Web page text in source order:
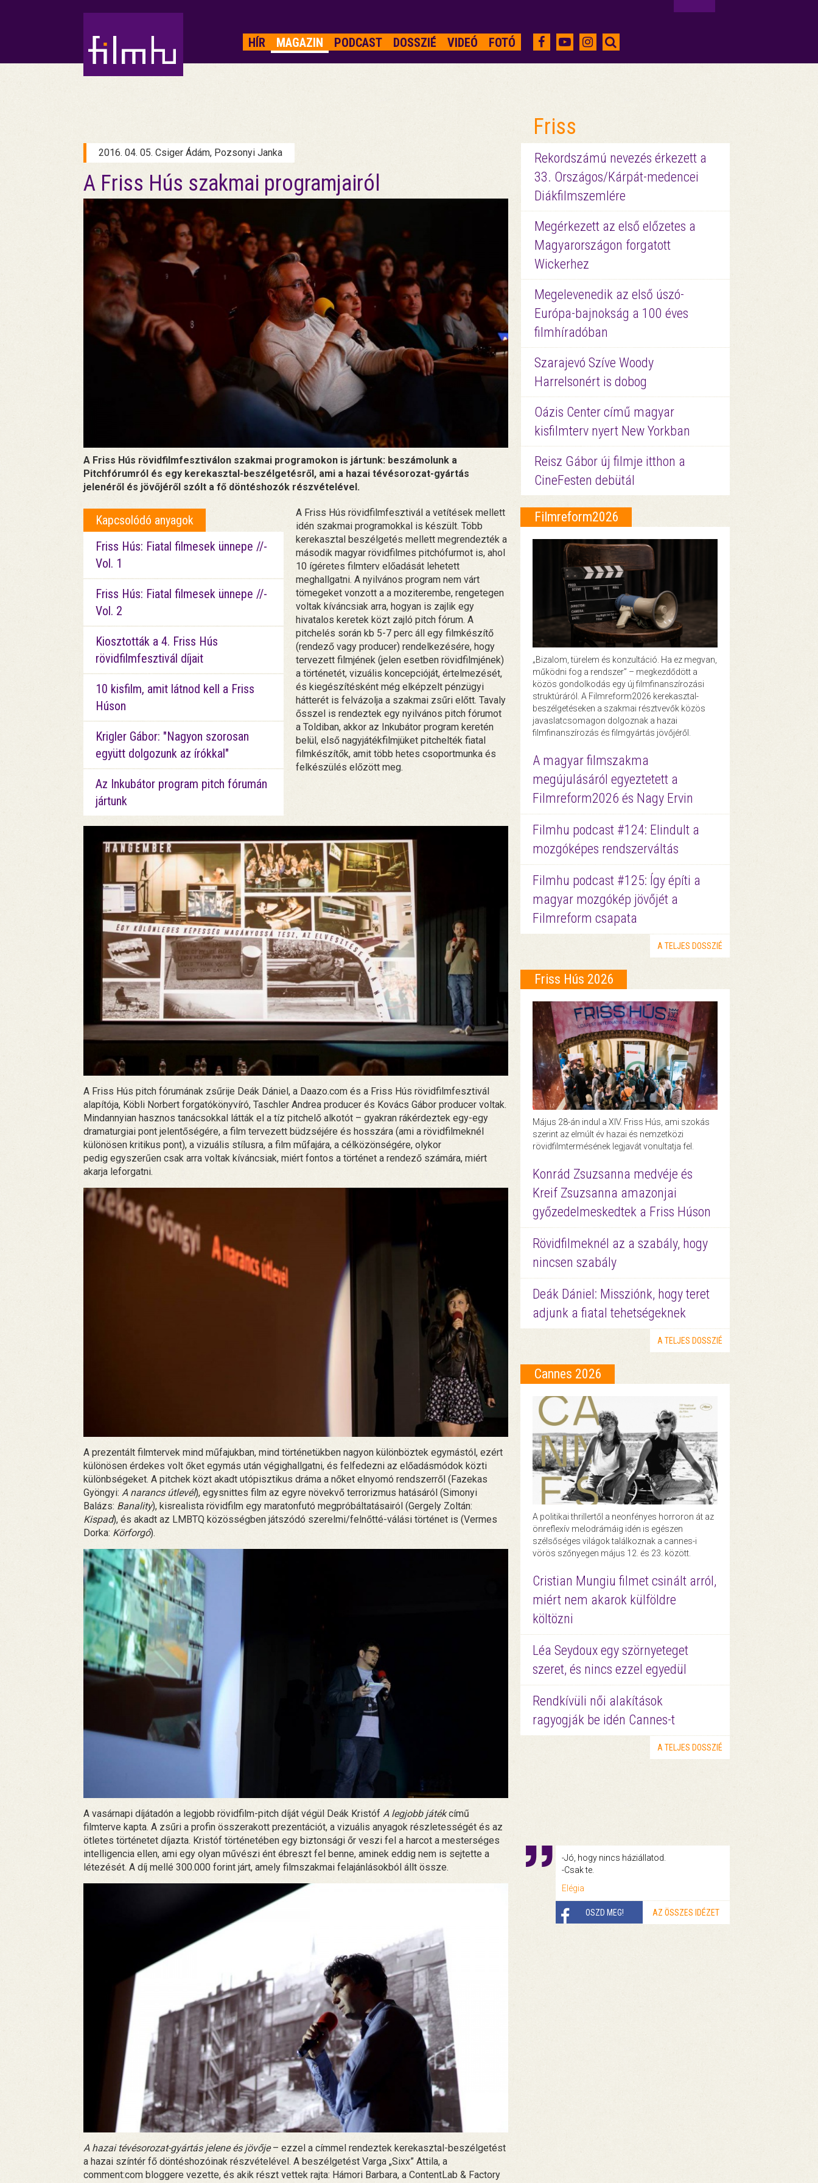
HÍR MAGAZIN PODCAST DOSSZIÉ VIDEÓ FOTÓ
2016. 04. 05. Csiger Ádám, Pozsonyi Janka
A Friss Hús szakmai programjairól
A Friss Hús rövidfilmfesztiválon szakmai programokon is jártunk: beszámolunk a
Pitchfórumról és egy kerekasztal-beszélgetésről, ami a hazai tévésorozat-gyártás
jelenéről és jövőjéről szólt a fő döntéshozók részvételével.
Kapcsolódó anyagok
Friss Hús: Fiatal filmesek ünnepe //-
Vol. 1
Friss Hús: Fiatal filmesek ünnepe //-
Vol. 2
Kiosztották a 4. Friss Hús
rövidfilmfesztivál díjait
10 kisfilm, amit látnod kell a Friss
Húson
Krigler Gábor: "Nagyon szorosan
együtt dolgozunk az írókkal"
Az Inkubátor program pitch fórumán
jártunk
A Friss Hús rövidfilmfesztivál a vetítések mellett
idén szakmai programokkal is készült. Több
kerekasztal beszélgetés mellett megrendezték a
második magyar rövidfilmes pitchófurmot is, ahol
10 ígéretes filmterv előadását lehetett
meghallgatni. A nyilvános program nem várt
tömegeket vonzott a a moziterembe, rengetegen
voltak kíváncsiak arra, hogyan is zajlik egy
hivatalos keretek közt zajló pitch fórum. A
pitchelés során kb 5-7 perc áll egy filmkészítő
(rendező vagy producer) rendelkezésére, hogy
tervezett filmjének (jelen esetben rövidfilmjének)
a történetét, vizuális koncepcióját, értelmezését,
és kiegészítésként még elképzelt pénzügyi
hátterét is felvázolja a szakmai zsűri előtt. Tavaly
ősszel is rendeztek egy nyilvános pitch fórumot
a Toldiban, akkor az Inkubátor program keretén
belül, első nagyjátékfilmjüket pitchelték fiatal
filmkészítők, amit több hetes csoportmunka és
felkészülés előzött meg.
A Friss Hús pitch fórumának zsűrije Deák Dániel, a Daazo.com és a Friss Hús rövidfilmfesztivál
alapítója, Köbli Norbert forgatókönyvíró, Taschler Andrea producer és Kovács Gábor producer voltak.
Mindannyian hasznos tanácsokkal látták el a tíz pitchelő alkotót – gyakran rákérdeztek egy-egy
dramaturgiai pont jelentőségére, a film tervezett büdzséjére és hosszára (ami a rövidfilmeknél
különösen kritikus pont), a vizuális stílusra, a film műfajára, a célközönségére, olykor
pedig egyszerűen csak arra voltak kíváncsiak, miért fontos a történet a rendező számára, miért
akarja leforgatni.
A prezentált filmtervek mind műfajukban, mind történetükben nagyon különböztek egymástól, ezért
különösen érdekes volt őket egymás után végighallgatni, és felfedezni az előadásmódok közti
különbségeket. A pitchek közt akadt utópisztikus dráma a nőket elnyomó rendszerről (Fazekas
Gyöngyi: A narancs útlevél), egysnittes film az egyre növekvő terrorizmus hatásáról (Simonyi
Balázs: Banality), kisrealista rövidfilm egy maratonfutó megpróbáltatásairól (Gergely Zoltán:
Kispad), és akadt az LMBTQ közösségben játszódó szerelmi/felnőtté-válási történet is (Vermes
Dorka: Körforgó).
A vasárnapi díjátadón a legjobb rövidfilm-pitch díját végül Deák Kristóf A legjobb játékcímű
filmterve kapta. A zsűri a profin összerakott prezentációt, a vizuális anyagok részletességét és az
ötletes történetet díjazta. Kristóf történetében egy biztonsági őr veszi fel a harcot a mesterséges
intelligencia ellen, ami egy olyan művészi ént ébreszt fel benne, aminek eddig nem is sejtette a
létezését. A díj mellé 300.000 forint járt, amely filmszakmai felajánlásokból állt össze.
A hazai tévésorozat-gyártás jelene és jövője– ezzel a címmel rendeztek kerekasztal-beszélge​tést
a hazai színtér fő döntéshozóinak részvételével. A beszélgetést Varga „Sixx” Attila, a
comment:com bloggere vezette, és akik részt vettek rajta: Hámori Barbara, a ContentLab & Factory
Friss
Rekordszámú nevezés érkezett a
33. Országos/Kárpát-medencei
Diákfilmszemlére
Megérkezett az első előzetes a
Magyarországon forgatott
Wickerhez
Megelevenedik az első úszó-
Európa-bajnokság a 100 éves
filmhíradóban
Szarajevó Szíve Woody
Harrelsonért is dobog
Oázis Center című magyar
kisfilmterv nyert New Yorkban
Reisz Gábor új filmje itthon a
CineFesten debütál
Filmreform2026
„Bizalom, türelem és konzultáció. Ha ez megvan,
működni fog a rendszer” – megkezdődött a
közös gondolkodás egy új filmfinanszírozási
struktúráról. A Filmreform2026 kerekasztal-
beszélgetéseken a szakmai résztvevők közös
javaslatcsomagon dolgoznak a hazai
filmfinanszírozás és filmgyártás jövőjéről.
A magyar filmszakma
megújulásáról egyeztetett a
Filmreform2026 és Nagy Ervin
Filmhu podcast #124: Elindult a
mozgóképes rendszerváltás
Filmhu podcast #125: Így építi a
magyar mozgókép jövőjét a
Filmreform csapata
A TELJES DOSSZIÉ
Friss Hús 2026
Május 28-án indul a XIV. Friss Hús, ami szokás
szerint az elmúlt év hazai és nemzetközi
rövidfilmtermésének legjavát vonultatja fel.
Konrád Zsuzsanna medvéje és
Kreif Zsuzsanna amazonjai
győzedelmeskedtek a Friss Húson
Rövidfilmeknél az a szabály, hogy
nincsen szabály
Deák Dániel: Missziónk, hogy teret
adjunk a fiatal tehetségeknek
A TELJES DOSSZIÉ
Cannes 2026
A politikai thrillertől a neonfényes horroron át az
önreflexív melodrámáig idén is egészen
szélsőséges világok találkoznak a cannes-i
vörös szőnyegen május 12. és 23. között.
Cristian Mungiu filmet csinált arról,
miért nem akarok külföldre
költözni
Léa Seydoux egy szörnyeteget
szeret, és nincs ezzel egyedül
Rendkívüli női alakítások
ragyogják be idén Cannes-t
A TELJES DOSSZIÉ
-Jó, hogy nincs háziállatod.
-Csak te.
Elégia
OSZD MEG! AZ ÖSSZES IDÉZET